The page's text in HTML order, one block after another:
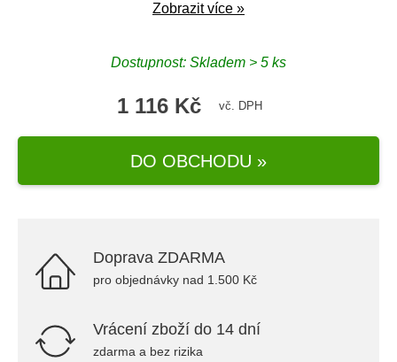
Zobrazit více »
Dostupnost: Skladem > 5 ks
1 116 Kč vč. DPH
DO OBCHODU »
Doprava ZDARMA
pro objednávky nad 1.500 Kč
Vrácení zboží do 14 dní
zdarma a bez rizika